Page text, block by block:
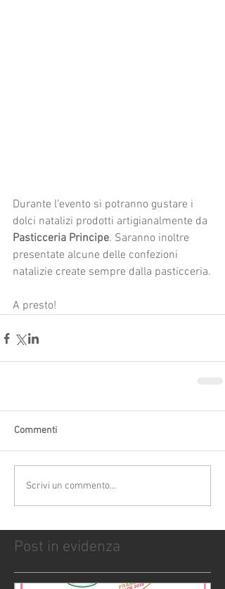
Durante l’evento si potranno gustare i
dolci natalizi prodotti artigianalmente da
Pasticceria Principe. Saranno inoltre
presentate alcune delle confezioni
natalizie create sempre dalla pasticceria.
A presto!
Commenti
Scrivi un commento...
Post in evidenza